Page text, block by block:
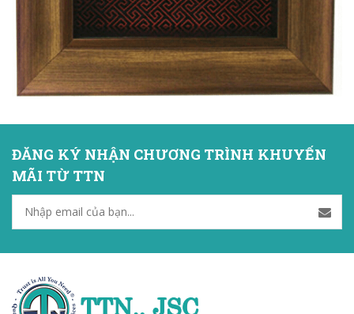
ĐĂNG KÝ NHẬN CHƯƠNG TRÌNH KHUYẾN
MÃI TỪ TTN